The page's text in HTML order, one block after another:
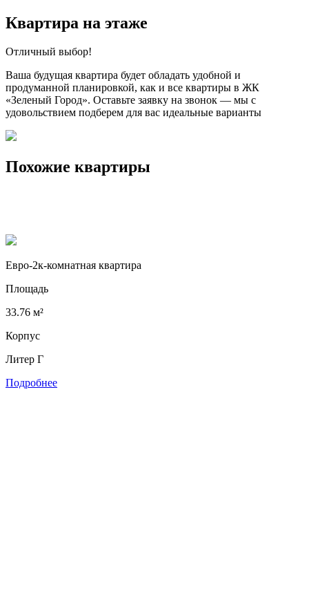
Квартира на этаже
Отличный выбор!
Ваша будущая квартира будет обладать удобной и
продуманной планировкой, как и все квартиры в ЖК
«Зеленый Город». Оставьте заявку на звонок — мы с
удовольствием подберем для вас идеальные варианты
Похожие квартиры
Евро-2к-комнатная квартира
Площадь
33.76 м²
Корпус
Литер Г
Подробнее